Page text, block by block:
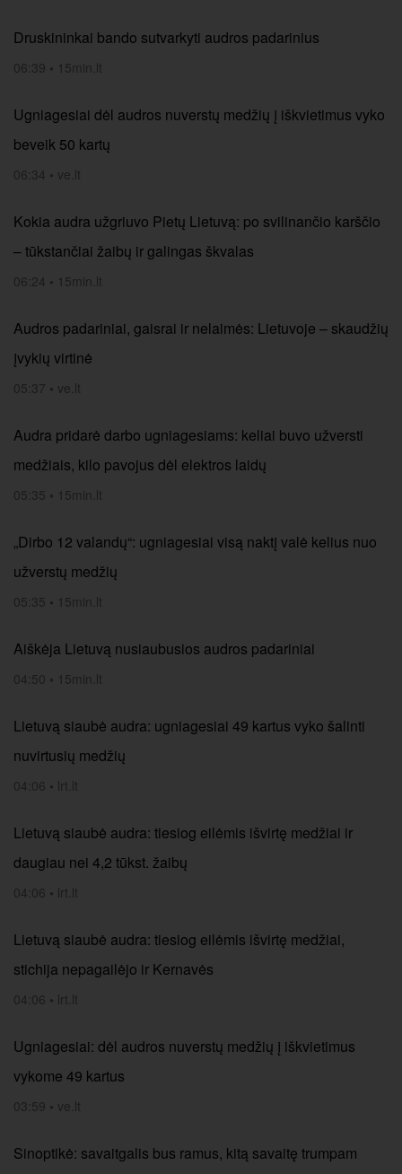
Druskininkai bando sutvarkyti audros padarinius
06:39 • 15min.lt
Ugniagesiai dėl audros nuverstų medžių į iškvietimus vyko
beveik 50 kartų
06:34 • ve.lt
Kokia audra užgriuvo Pietų Lietuvą: po svilinančio karščio
– tūkstančiai žaibų ir galingas škvalas
06:24 • 15min.lt
Audros padariniai, gaisrai ir nelaimės: Lietuvoje – skaudžių
įvykių virtinė
05:37 • ve.lt
Audra pridarė darbo ugniagesiams: keliai buvo užversti
medžiais, kilo pavojus dėl elektros laidų
05:35 • 15min.lt
„Dirbo 12 valandų“: ugniagesiai visą naktį valė kelius nuo
užverstų medžių
05:35 • 15min.lt
Aiškėja Lietuvą nusiaubusios audros padariniai
04:50 • 15min.lt
Lietuvą siaubė audra: ugniagesiai 49 kartus vyko šalinti
nuvirtusių medžių
04:06 • lrt.lt
Lietuvą siaubė audra: tiesiog eilėmis išvirtę medžiai ir
daugiau nei 4,2 tūkst. žaibų
04:06 • lrt.lt
Lietuvą siaubė audra: tiesiog eilėmis išvirtę medžiai,
stichija nepagailėjo ir Kernavės
04:06 • lrt.lt
Ugniagesiai: dėl audros nuverstų medžių į iškvietimus
vykome 49 kartus
03:59 • ve.lt
Sinoptikė: savaitgalis bus ramus, kitą savaitę trumpam